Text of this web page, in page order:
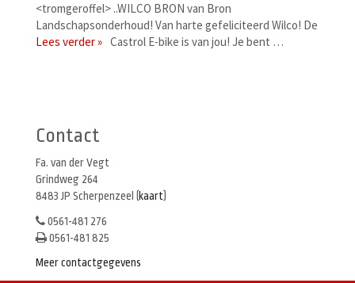
<tromgeroffel> ..WILCO BRON van Bron
Landschapsonderhoud! Van harte gefeliciteerd Wilco! De
Castrol E-bike is van jou! Je bent …
Lees verder »
Contact
Fa. van der Vegt
Grindweg 264
8483 JP Scherpenzeel (
kaart
0561-481 276
0561-481 825
Meer contactgegevens